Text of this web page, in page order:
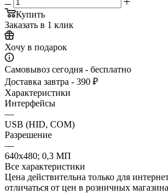
Купить
Заказать в 1 клик
Хочу в подарок
Самовывоз сегодня - бесплатно
Доставка завтра - 390 ₽
Характеристики
Интерфейсы
—
USB (HID, COM)
Разрешение
—
640х480; 0,3 МП
Все характеристики
Цена действительна только для
отличаться от цен в розничных